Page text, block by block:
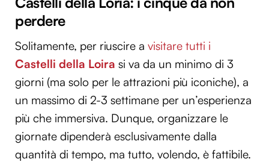
perdere
Solitamente, per riuscire a visitare tutti i
Castelli della Loira si va da un minimo di 3
giorni (ma solo per le attrazioni più iconiche), a
un massimo di 2-3 settimane per un’esperienza
più che immersiva. Dunque, organizzare le
giornate dipenderà esclusivamente dalla
quantità di tempo, ma tutto, volendo, è fattibile.